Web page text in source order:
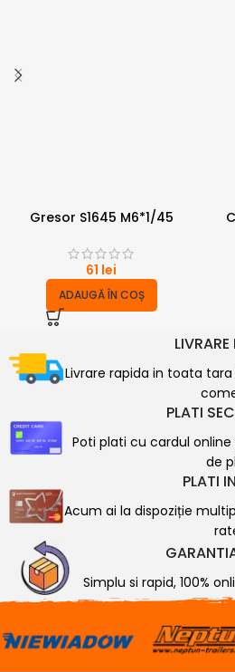
Gresor S1645 M6*1/45
61 lei
ADAUGĂ ÎN COȘ
Livrare rapida in toata
PLATI
Poti plati cu cardul
de
PLATI
Acum ai la dispoziție
Simplu si rapid, 100%